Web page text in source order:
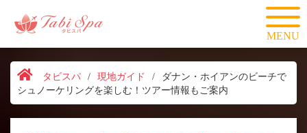
MENU
タビスパ / 現地ガイド /
ダナン・ホイアンのビーチで
シュノーケリングを楽しむ！ツアー情報もご案内